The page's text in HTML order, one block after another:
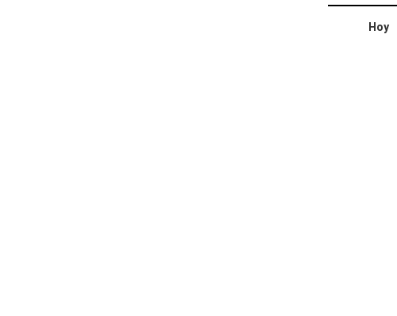
Hoy